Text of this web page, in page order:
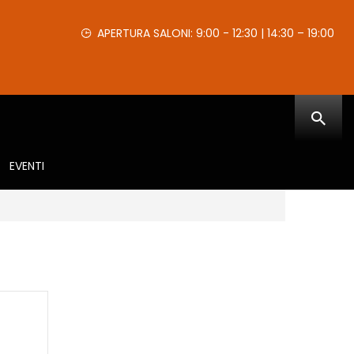
APERTURA SALONI: 9:00 - 12:30 | 14:30 – 19:00
EVENTI